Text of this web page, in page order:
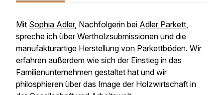
Mit Sophia Adler, Nachfolgerin bei Adler Parkett,
spreche ich über Wertholzsubmissionen und die
manufakturartige Herstellung von Parkettböden. Wir
erfahren außerdem wie sich der Einstieg in das
Familienunternehmen gestaltet hat und wir
philosphieren über das Image der Holzwirtschaft in